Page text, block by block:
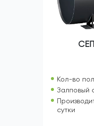
Кол-во
Залповый
сутки